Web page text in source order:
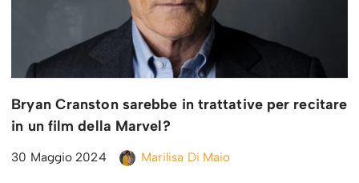
Bryan Cranston sarebbe in trattative per recitare
in un film della Marvel?
30 Maggio 2024 Marilisa Di Maio